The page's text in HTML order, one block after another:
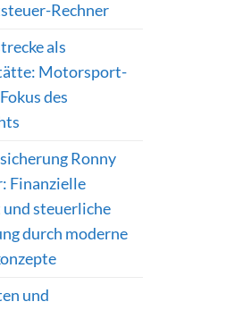
Rechner
als
Motorsport-
des
Ronny
Finanzielle
steuerliche
durch moderne
und